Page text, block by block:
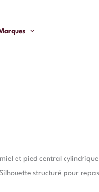
Marques
et pied central
structuré pour